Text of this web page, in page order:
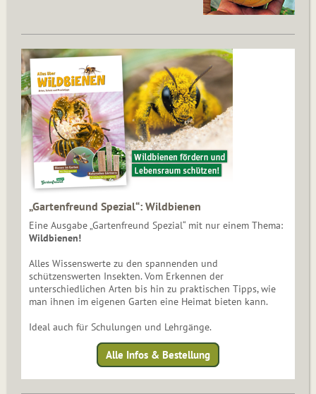
„Gartenfreund Spezial“: Wildbienen
Eine Ausgabe „Gartenfreund Spezial“ mit nur einem Thema:
Wildbienen!
Alles Wissenswerte zu den spannenden und
schützenswerten Insekten. Vom Erkennen der
unterschiedlichen Arten bis hin zu praktischen Tipps, wie
man ihnen im eigenen Garten eine Heimat bieten kann.
Ideal auch für Schulungen und Lehrgänge.
Alle Infos & Bestellung